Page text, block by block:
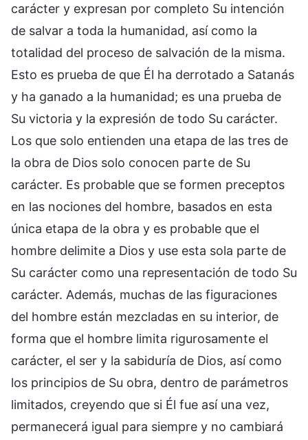
carácter y expresan por completo Su intención
de salvar a toda la humanidad, así como la
totalidad del proceso de salvación de la misma.
Esto es prueba de que Él ha derrotado a Satanás
y ha ganado a la humanidad; es una prueba de
Su victoria y la expresión de todo Su carácter.
Los que solo entienden una etapa de las tres de
la obra de Dios solo conocen parte de Su
carácter. Es probable que se formen preceptos
en las nociones del hombre, basados en esta
única etapa de la obra y es probable que el
hombre delimite a Dios y use esta sola parte de
Su carácter como una representación de todo Su
carácter. Además, muchas de las figuraciones
del hombre están mezcladas en su interior, de
forma que el hombre limita rigurosamente el
carácter, el ser y la sabiduría de Dios, así como
los principios de Su obra, dentro de parámetros
limitados, creyendo que si Él fue así una vez,
permanecerá igual para siempre y no cambiará